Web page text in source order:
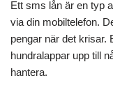
Ett sms lån är en typ
via din mobiltelefon.
pengar när det krisar.
hundralappar upp till
hantera.